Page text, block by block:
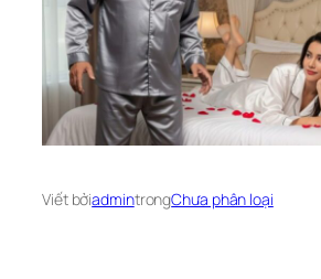
Viết bởiadmintrongChưa phân loại